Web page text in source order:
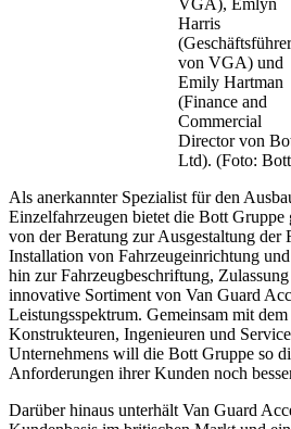
VGA), Emlyn
Harris
(Geschäftsführer
von VGA) und
Emily Hartman
(Finance and
Commercial
Director von
Ltd). (Foto:
Als anerkannter Spezialist für den
Einzelfahrzeugen bietet die Bott
von der Beratung zur Ausgestaltung der
Installation von Fahrzeugeinrichtung
hin zur Fahrzeugbeschriftung,
innovative Sortiment von Van Guard
Leistungsspektrum. Gemeinsam mit
Konstrukteuren, Ingenieuren und
Unternehmens will die Bott Gruppe so
Anforderungen ihrer Kunden noch
Darüber hinaus unterhält Van Guard